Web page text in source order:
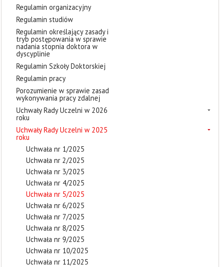
Regulamin organizacyjny
Regulamin studiów
Regulamin określający zasady i
tryb postępowania w sprawie
nadania stopnia doktora w
dyscyplinie
Regulamin Szkoły Doktorskiej
Regulamin pracy
Porozumienie w sprawie zasad
wykonywania pracy zdalnej
Uchwały Rady Uczelni w 2026
roku
Uchwały Rady Uczelni w 2025
roku
Uchwała nr 1/2025
Uchwała nr 2/2025
Uchwała nr 3/2025
Uchwała nr 4/2025
Uchwała nr 5/2025
Uchwała nr 6/2025
Uchwała nr 7/2025
Uchwała nr 8/2025
Uchwała nr 9/2025
Uchwała nr 10/2025
Uchwała nr 11/2025